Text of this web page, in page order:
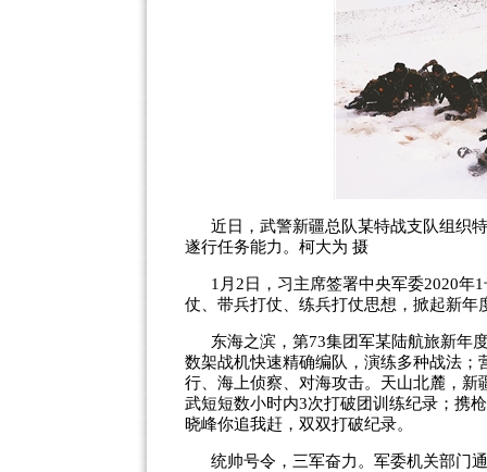
近日，武警新疆总队某特战支队组织
遂行任务能力。柯大为 摄
1月2日，习主席签署中央军委2020年
仗、带兵打仗、练兵打仗思想，掀起新年
东海之滨，第73集团军某陆航旅新年
数架战机快速精确编队，演练多种战法
行、海上侦察、对海攻击。天山北麓，
武短短数小时内3次打破团训练纪录；携
晓峰你追我赶，双双打破纪录。
统帅号令，三军奋力。军委机关部门